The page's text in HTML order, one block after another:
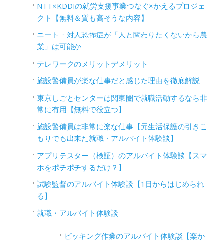
NTT×KDDIの就労支援事業つなぐ×かえるプロジェ
クト【無料＆質も高そうな内容】
ニート・対人恐怖症が「人と関わりたくないから農
業」は可能か
テレワークのメリットデメリット
施設警備員が楽な仕事だと感じた理由を徹底解説
東京しごとセンターは関東圏で就職活動するなら非
常に有用【無料で役立つ】
施設警備員は非常に楽な仕事【元生活保護の引きこ
もりでも出来た就職・アルバイト体験談】
アプリテスター（検証）のアルバイト体験談【スマ
ホをポチポチするだけ？】
試験監督のアルバイト体験談【1日からはじめられ
る】
就職・アルバイト体験談
ピッキング作業のアルバイト体験談【楽か